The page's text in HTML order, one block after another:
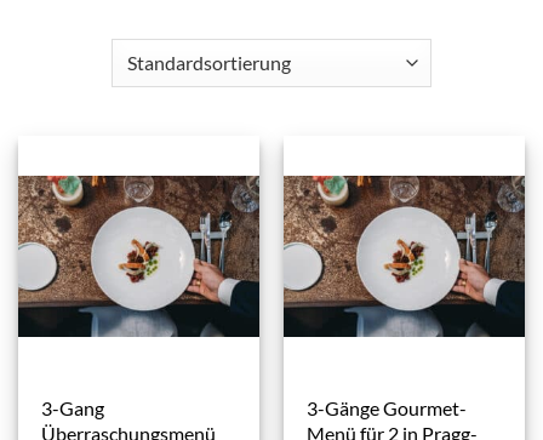
3-Gang
Überraschungsmenü
3-Gänge Gourmet-
Menü für 2 in Pragg-